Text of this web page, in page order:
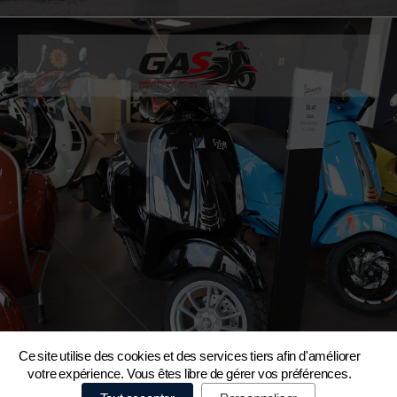
Ce site utilise des cookies et des services tiers afin d'améliorer
votre expérience. Vous êtes libre de gérer vos préférences.